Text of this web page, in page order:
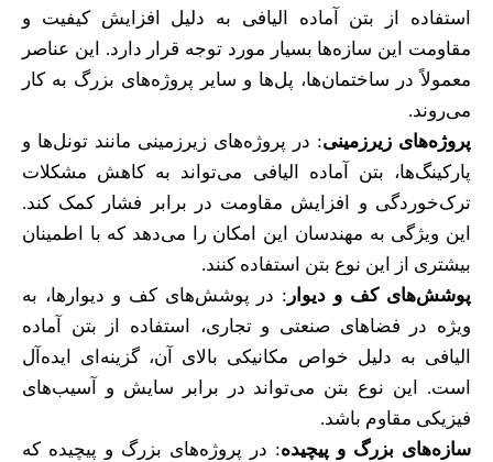
استفاده از بتن آماده الیافی به دلیل افزایش کیفیت و
مقاومت این سازه‌ها بسیار مورد توجه قرار دارد. این عناصر
معمولاً در ساختمان‌ها، پل‌ها و سایر پروژه‌های بزرگ به کار
می‌روند.
پروژه‌های زیرزمینی: در پروژه‌های زیرزمینی مانند تونل‌ها و
پارکینگ‌ها، بتن آماده الیافی می‌تواند به کاهش مشکلات
ترک‌خوردگی و افزایش مقاومت در برابر فشار کمک کند.
این ویژگی به مهندسان این امکان را می‌دهد که با اطمینان
بیشتری از این نوع بتن استفاده کنند.
پوشش‌های کف و دیوار : در پوشش‌های کف و دیوارها، به
ویژه در فضاهای صنعتی و تجاری، استفاده از بتن آماده
الیافی به دلیل خواص مکانیکی بالای آن، گزینه‌ای ایده‌آل
است. این نوع بتن می‌تواند در برابر سایش و آسیب‌های
فیزیکی مقاوم باشد.
سازه‌های بزرگ و پیچیده: در پروژه‌های بزرگ و پیچیده که